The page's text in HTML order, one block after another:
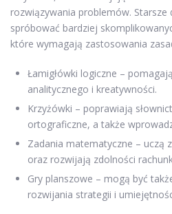
rozwiązywania problemów. Starsze
spróbować bardziej
które wymagają zastosowania
Łamigłówki logiczne –
analitycznego i kreatywności.
Krzyżówki – poprawiają
ortograficzne, a także
Zadania matematyczne – uczą
oraz rozwijają zdolności
Gry planszowe – mogą być
rozwijania strategii i